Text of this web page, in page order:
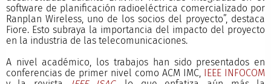
software de planificación radioeléctrica comercializado por
Ranplan Wireless, uno de los socios del proyecto”, destaca
Fiore. Esto subraya la importancia del impacto del proyecto
en la industria de las telecomunicaciones.
A nivel académico, los trabajos han sido presentados en
conferencias de primer nivel como ACM IMC, IEEE INFOCOM